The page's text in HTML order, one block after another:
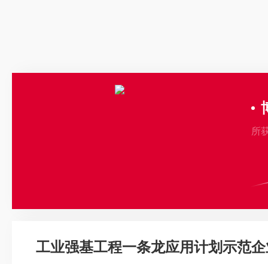
域的国际品牌迈进。
所
工业强基工程一条龙应用计划示范